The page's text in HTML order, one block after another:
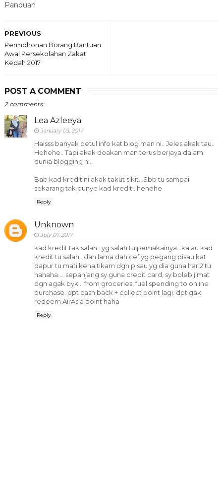
Panduan
PREVIOUS
Permohonan Borang Bantuan
Awal Persekolahan Zakat
Kedah 2017
POST A COMMENT
2 comments:
Lea Azleeya
January 03, 2017
Haisss banyak betul info kat blog man ni.. Jeles akak tau..
Hehehe.. Tapi akak doakan man terus berjaya dalam
dunia blogging ni..
Bab kad kredit ni akak takut sikit.. Sbb tu sampai
sekarang tak punye kad kredit.. hehehe
Reply
Unknown
July 07, 2017
kad kredit tak salah...yg salah tu pemakainya...kalau kad
kredit tu salah...dah lama dah cef yg pegang pisau kat
dapur tu mati kena tikam dgn pisau yg dia guna hari2 tu
hahaha.... sepanjang sy guna credit card, sy boleb jimat
dgn agak byk... from groceries, fuel spending to online
purchase. dpt cash back + collect point lagi. dpt gak
redeem AirAsia point haha
Reply